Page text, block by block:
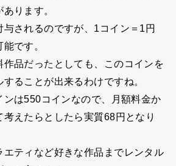
ります。
与されるのですが、1コイン＝1円
です。
品だったとしても、このコインを
ることが出来るわけですね。
ンは550コインなので、月額料金か
考えたらとしたら実質68円となり
エティなど好きな作品までレンタル